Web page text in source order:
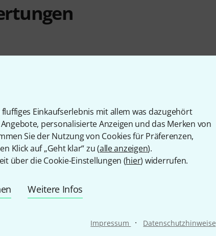
Einkaufserlebnis mit allem was dazugehört
personalisierte Anzeigen und das Merken von
Sie der Nutzung von Cookies für Präferenzen,
Klick auf „Geht klar“ zu (alle anzeigen).
über die Cookie-Einstellungen (hier) widerrufen.
Weitere Infos
Impressum · Datenschutzhinweise